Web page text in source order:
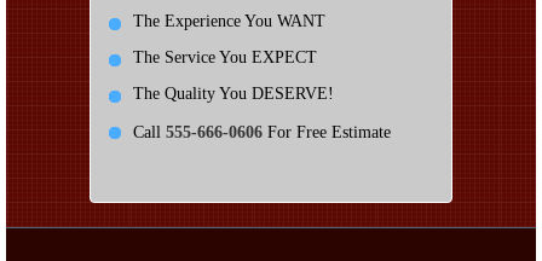
The Experience You WANT
The Service You EXPECT
The Quality You DESERVE!
Call 555-666-0606 For Free Estimate